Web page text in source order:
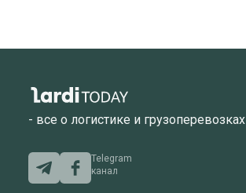
- все о логистике и грузоперевозках
Telegram
канал